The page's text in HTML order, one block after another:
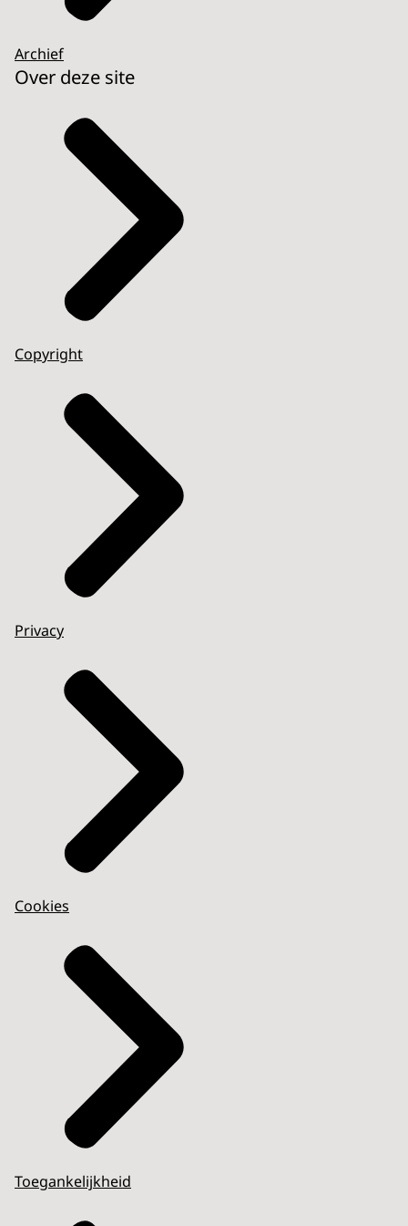
Archief
Over deze site
Copyright
Privacy
Cookies
Toegankelijkheid